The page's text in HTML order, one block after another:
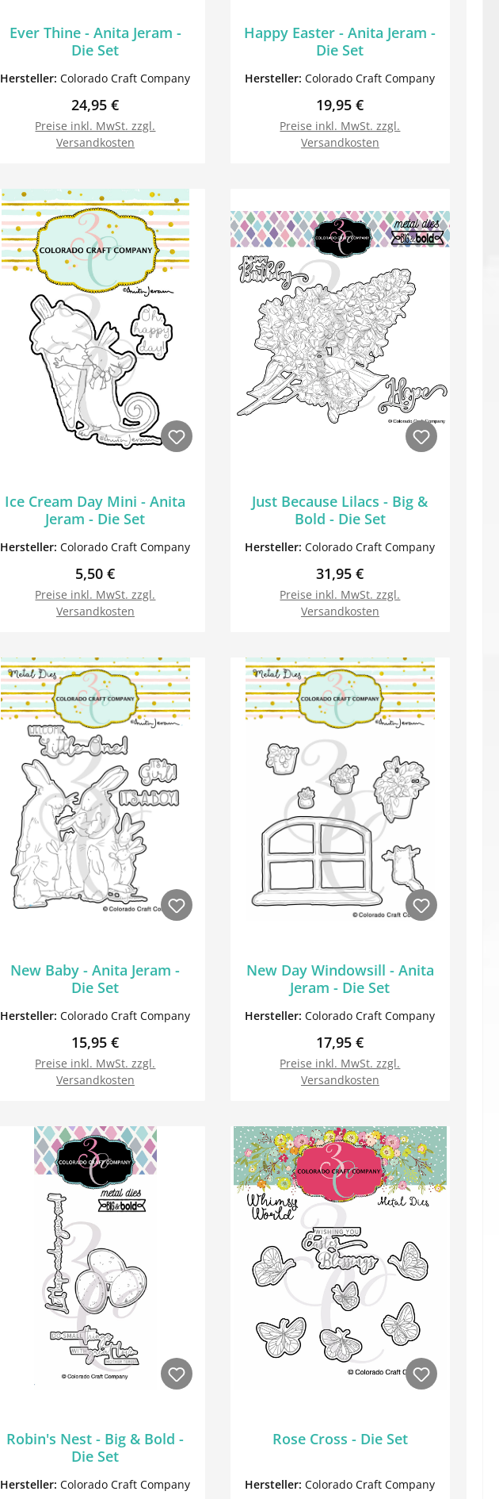
Ever Thine - Anita Jeram -
Die Set
Hersteller:Colorado Craft Company
Regulärer Preis:
24,95 €
Preise inkl. MwSt. zzgl.
Versandkosten
Happy Easter - Anita Jeram -
Die Set
Hersteller:Colorado Craft Company
Regulärer Preis:
19,95 €
Preise inkl. MwSt. zzgl.
Versandkosten
Ice Cream Day Mini - Anita
Jeram - Die Set
Hersteller:Colorado Craft Company
Regulärer Preis:
5,50 €
Preise inkl. MwSt. zzgl.
Versandkosten
Just Because Lilacs - Big &
Bold - Die Set
Hersteller:Colorado Craft Company
Regulärer Preis:
31,95 €
Preise inkl. MwSt. zzgl.
Versandkosten
New Baby - Anita Jeram -
Die Set
Hersteller:Colorado Craft Company
Regulärer Preis:
15,95 €
Preise inkl. MwSt. zzgl.
Versandkosten
New Day Windowsill - Anita
Jeram - Die Set
Hersteller:Colorado Craft Company
Regulärer Preis:
17,95 €
Preise inkl. MwSt. zzgl.
Versandkosten
Robin's Nest - Big & Bold -
Die Set
Hersteller:Colorado Craft Company
Rose Cross - Die Set
Hersteller:Colorado Craft Company